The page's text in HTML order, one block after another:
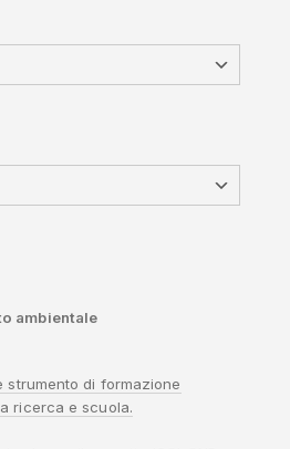
ambientale
strumento di formazione
ricerca e scuola.